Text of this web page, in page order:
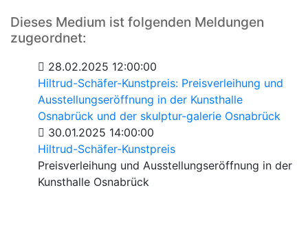
Dieses Medium ist folgenden Meldungen
zugeordnet:
28.02.2025 12:00:00
Hiltrud-Schäfer-Kunstpreis: Preisverleihung und
Ausstellungseröffnung in der Kunsthalle
Osnabrück und der skulptur-galerie Osnabrück
30.01.2025 14:00:00
Hiltrud-Schäfer-Kunstpreis
Preisverleihung und Ausstellungseröffnung in der
Kunsthalle Osnabrück